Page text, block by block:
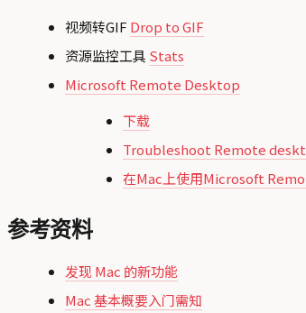
视频转GIF Drop to GIF
资源监控工具 Stats
Microsoft Remote Desktop
下载
Troubleshoot Remote
在Mac上使用Microsoft
参考资料
发现 Mac 的新功能
Mac 基本概要入门需知